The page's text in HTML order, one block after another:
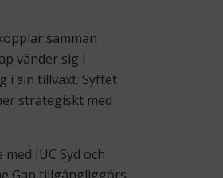
samman
vänder sig i
i sin tillväxt. Syftet
strategiskt med
IUC Syd och